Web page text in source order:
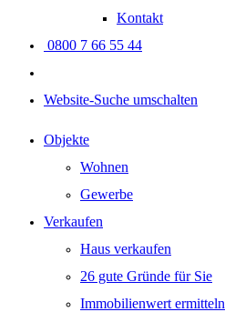
Kontakt
0800 7 66 55 44
Website-Suche umschalten
Objekte
Wohnen
Gewerbe
Verkaufen
Haus verkaufen
26 gute Gründe für Sie
Immobilienwert ermitteln